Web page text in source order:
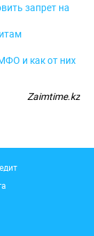
запрет на
и как от них
Zaimtime.kz